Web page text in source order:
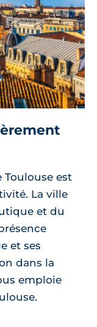
est
La ville
et du
et ses
dans la
emploie